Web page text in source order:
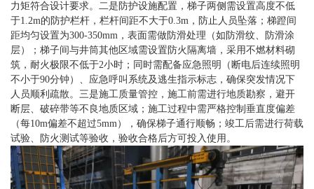
力矩符合设计要求。二是防护设施配置，梯子两侧需设置高度不低
于1.2m的防护栏杆，栏杆间距不大于0.3m，防止人员坠落；梯蹬间
距均匀设置为300-350mm，表面需做防滑处理（如防滑纹、防滑涂
层）；梯子间与井筒其他区域需设置防火隔离墙，采用不燃材料砌
筑，耐火极限不低于2小时；同时需配备应急照明（断电后连续照明
不小于90分钟）、应急呼叫系统及逃生指示标志，确保突发情况下
人员顺利疏散。三是施工质量管控，施工前需进行地质勘察，避开
断层、破碎带等不良地质区域；施工过程中需严格控制垂直度偏差
（每10m偏差不超过5mm），确保梯子通行顺畅；竣工后需进行荷载
试验、防火测试等验收，验收合格后方可投入使用。